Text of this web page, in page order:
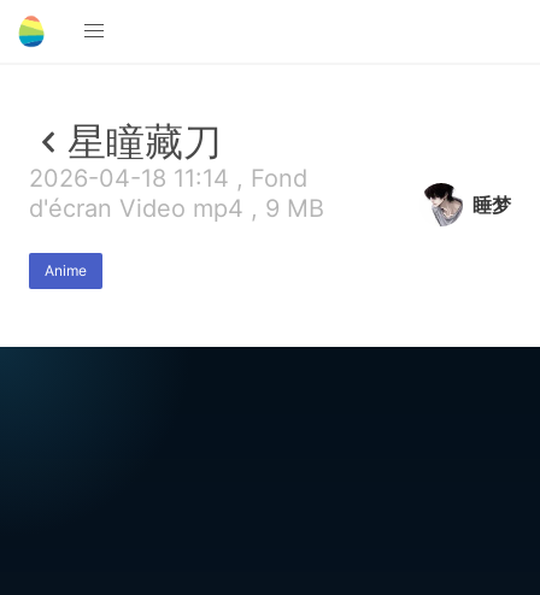
星瞳藏刀
2026-04-18 11:14 , Fond
d'écran Video mp4 , 9 MB
Anime
睡梦